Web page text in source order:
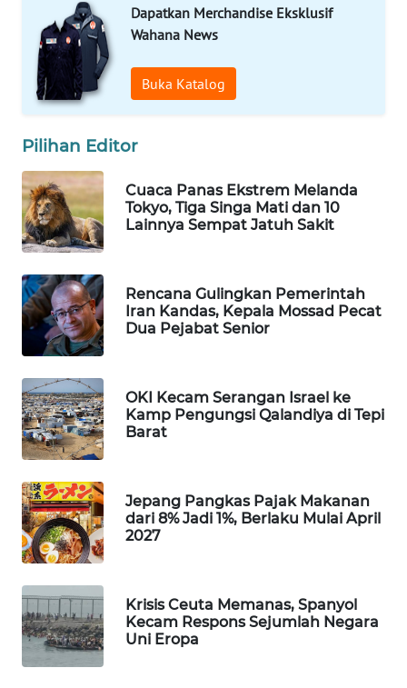
Dapatkan Merchandise Eksklusif
Wahana News
Buka Katalog
Pilihan Editor
Cuaca Panas Ekstrem Melanda
Tokyo, Tiga Singa Mati dan 10
Lainnya Sempat Jatuh Sakit
Rencana Gulingkan Pemerintah
Iran Kandas, Kepala Mossad Pecat
Dua Pejabat Senior
OKI Kecam Serangan Israel ke
Kamp Pengungsi Qalandiya di Tepi
Barat
Jepang Pangkas Pajak Makanan
dari 8% Jadi 1%, Berlaku Mulai April
2027
Krisis Ceuta Memanas, Spanyol
Kecam Respons Sejumlah Negara
Uni Eropa
WAHANA
LISTRIK
WAHANA
WAHANA
TV
WAHANANEWS
WAHANANEWS
CO ID
WAHANANEWS
NET
WAHANA
SPORT
WAHANA
UMKM
SELEB
WAHANA
PERSONA